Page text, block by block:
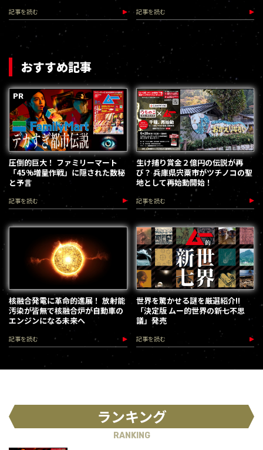
記事を読む 記事を読む
おすすめ記事
圧倒的巨大！ ファミリーマート
「45%増量作戦」に隠された数秘
と予言
記事を読む
生け捕り賞金２億円の伝説が再
び？ 兵庫県宍粟市がツチノコの聖
地として再始動開始！
記事を読む
核融合発電に革命的進展！ 放射能
汚染が皆無で核融合炉が自動車の
エンジンになる未来へ
記事を読む
世界を驚かせる謎を厳選紹介!!
「決定版 ムー的世界の新七不思
議」発売
記事を読む
ランキング
RANKING